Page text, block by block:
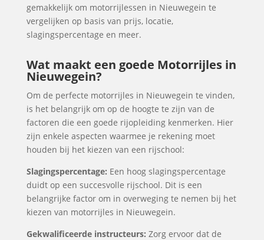
gemakkelijk om motorrijlessen in Nieuwegein te
vergelijken op basis van prijs, locatie,
slagingspercentage en meer.
Wat maakt een goede Motorrijles in
Nieuwegein?
Om de perfecte motorrijles in Nieuwegein te vinden,
is het belangrijk om op de hoogte te zijn van de
factoren die een goede rijopleiding kenmerken. Hier
zijn enkele aspecten waarmee je rekening moet
houden bij het kiezen van een rijschool:
Slagingspercentage: Een hoog slagingspercentage
duidt op een succesvolle rijschool. Dit is een
belangrijke factor om in overweging te nemen bij het
kiezen van motorrijles in Nieuwegein.
Gekwalificeerde instructeurs: Zorg ervoor dat de